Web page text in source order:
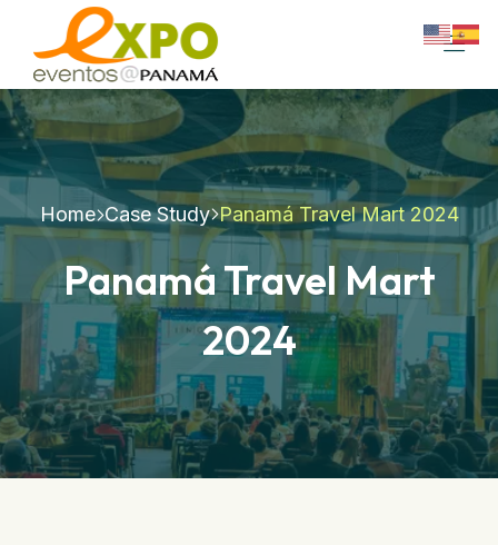
Home Case Study Panamá Travel Mart 2024
Panamá Travel Mart
2024